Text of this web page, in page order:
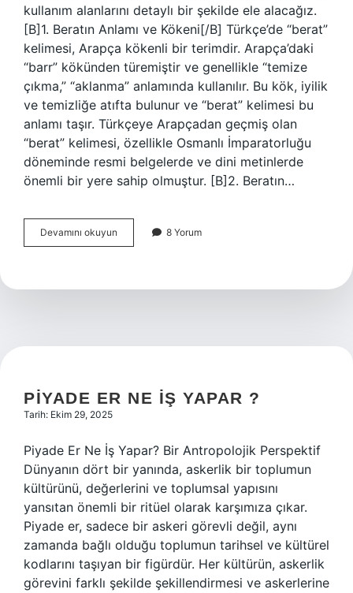
kullanım alanlarını detaylı bir şekilde ele alacağız.
[B]1. Beratın Anlamı ve Kökeni[/B] Türkçe’de “berat”
kelimesi, Arapça kökenli bir terimdir. Arapça’daki
“barr” kökünden türemiştir ve genellikle “temize
çıkma,” “aklanma” anlamında kullanılır. Bu kök, iyilik
ve temizliğe atıfta bulunur ve “berat” kelimesi bu
anlamı taşır. Türkçeye Arapçadan geçmiş olan
“berat” kelimesi, özellikle Osmanlı İmparatorluğu
döneminde resmi belgelerde ve dini metinlerde
önemli bir yere sahip olmuştur. [B]2. Beratın…
Devamını okuyun
Berat
8 Yorum
PIYADE ER NE IŞ YAPAR ?
Tarih: Ekim 29, 2025
Piyade Er Ne İş Yapar? Bir Antropolojik Perspektif
Dünyanın dört bir yanında, askerlik bir toplumun
kültürünü, değerlerini ve toplumsal yapısını
yansıtan önemli bir ritüel olarak karşımıza çıkar.
Piyade er, sadece bir askeri görevli değil, aynı
zamanda bağlı olduğu toplumun tarihsel ve kültürel
kodlarını taşıyan bir figürdür. Her kültürün, askerlik
görevini farklı şekilde şekillendirmesi ve askerlerine